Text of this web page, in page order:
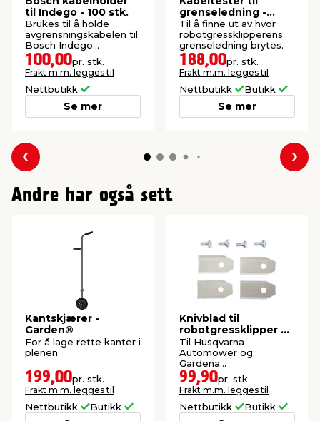
til Indego - 100 stk.
Brukes til å holde
avgrensningskabelen til
Bosch Indego
robotgressklippere.
100,00pr. stk.
Frakt m.m. legges til
Nettbutikk
Se mer
grenseledning -
Garden
Til å finne ut av hvor
robotgressklipperens
grenseledning brytes.
188,00pr. stk.
Frakt m.m. legges til
Nettbutikk Butikk
Se mer
Forrige
Andre har også sett
Kantskjærer -
Garden®
For å lage rette kanter i
plenen.
199,00pr. stk.
Frakt m.m. legges til
Nettbutikk Butikk
Knivblad til
robotgressklipper 9
stk. - Garden
Til Husqvarna
Automower og
Gardena
robotgressklippere.
99,90pr. stk.
Frakt m.m. legges til
Nettbutikk Butikk